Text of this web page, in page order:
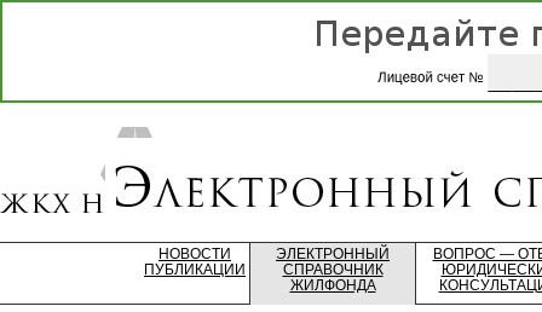
НОВОСТИ
ПУБЛИКАЦИИ
ЭЛЕКТРОННЫЙ
СПРАВОЧНИК
ЖИЛФОНДА
ВОПРОС —